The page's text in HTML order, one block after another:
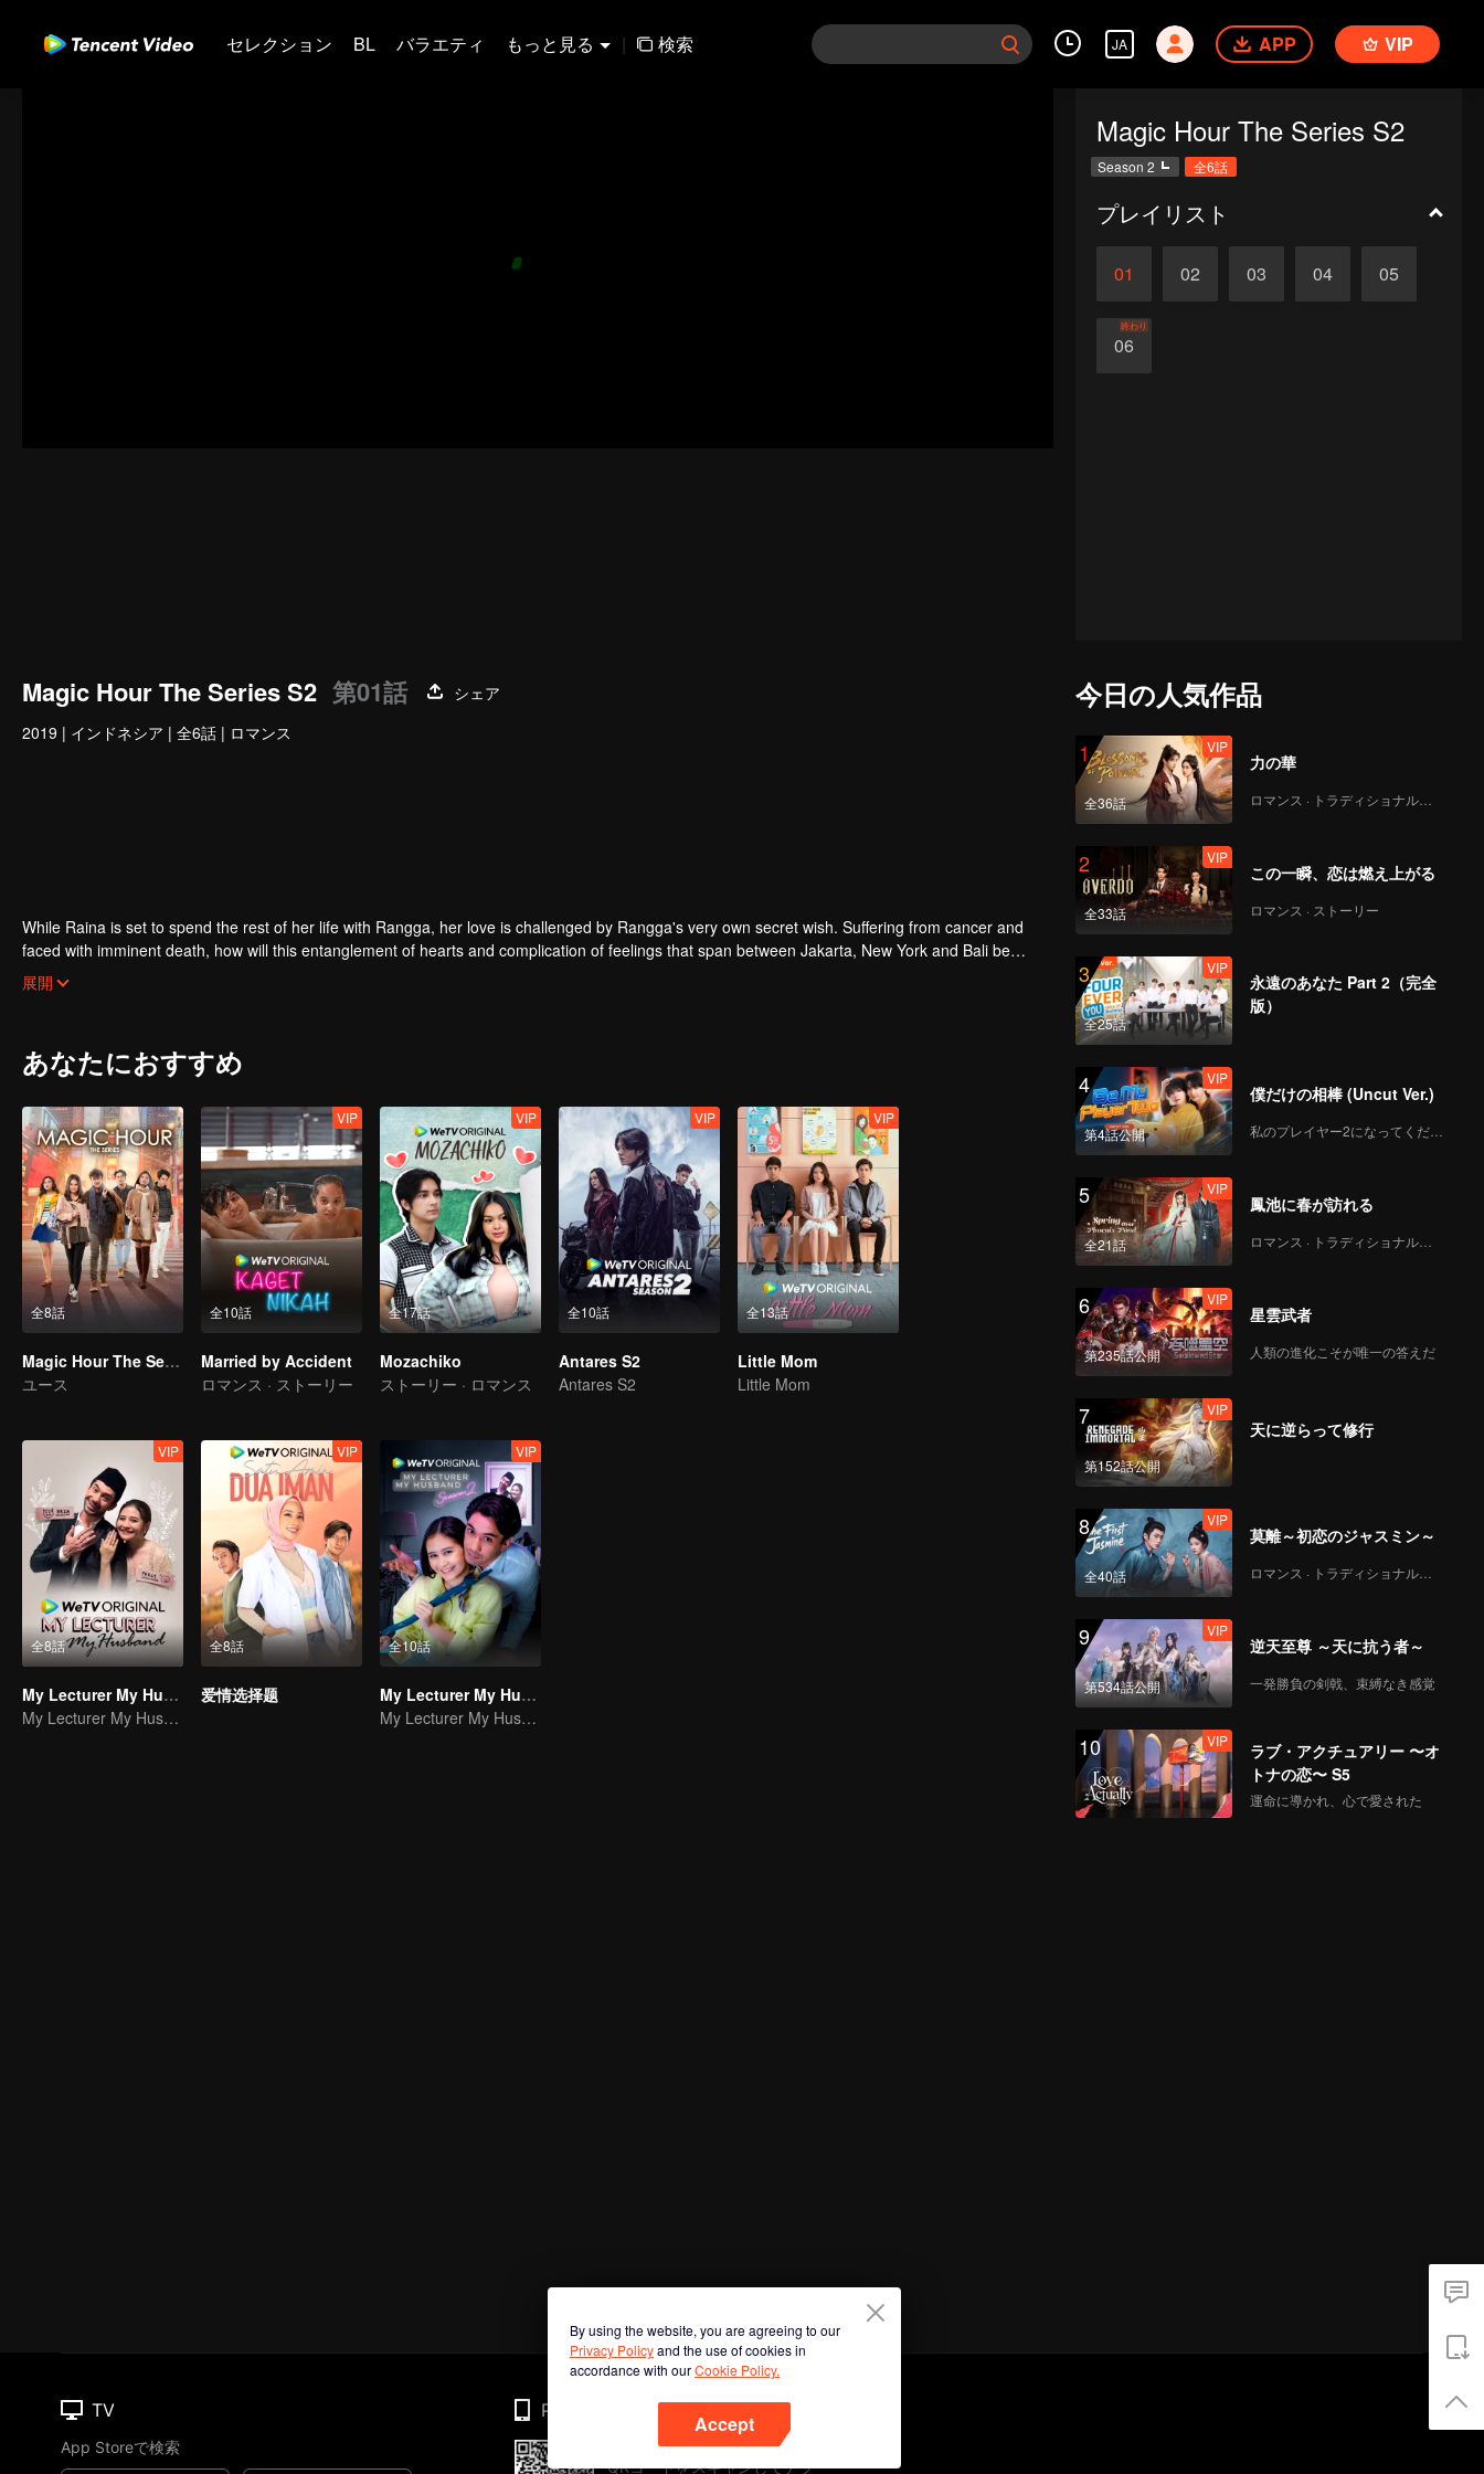
セレクション BL バラエティ もっと見る | 検索 JA APP VIP
Magic Hour The Series S2
Season 2 全6話
プレイリスト
01 02 03 04 05
06
終わり
Magic Hour The Series S2 第01話
シェア
2019 | インドネシア | 全6話 | ロマンス
While Raina is set to spend the rest of her life with Rangga, her love is challenged by Rangga's very own secret wish. Suffering from cancer and
faced with imminent death, how will this entanglement of hearts and complication of feelings that span between Jakarta, New York and Bali be
sorted out? Will Raina eventually find one more magic hour in her life?
展開
あなたにおすすめ
全8話
Magic Hour The Series
ユース
全10話
VIP
Married by Accident
ロマンス · ストーリー
全17話
VIP
Mozachiko
ストーリー · ロマンス
全10話
VIP
Antares S2
Antares S2
全13話
VIP
Little Mom
Little Mom
全8話
VIP
My Lecturer My Husband
My Lecturer My Husband
全8話
VIP
爱情选择题
全10話
VIP
My Lecturer My Husband
My Lecturer My Husband
今日の人気作品
1
全36話
VIP
力の華
ロマンス · トラディショナル・コスチューム
2
全33話
VIP
この一瞬、恋は燃え上がる
ロマンス · ストーリー
3
全25話
VIP
永遠のあなた Part 2（完全
版）
4
第4話公開
VIP
僕だけの相棒 (Uncut Ver.)
私のプレイヤー2になってください
5
全21話
VIP
鳳池に春が訪れる
ロマンス · トラディショナル・コスチューム
6
第235話公開
VIP
星雲武者
人類の進化こそが唯一の答えだ
7
第152話公開
VIP
天に逆らって修行
8
全40話
VIP
莫離～初恋のジャスミン～
ロマンス · トラディショナル・コスチューム
9
第534話公開
VIP
逆天至尊 ～天に抗う者～
一発勝負の剣戟、束縛なき感覚
10 VIP
ラブ・アクチュアリー 〜オ
トナの恋〜 S5
運命に導かれ、心で愛された
By using the website, you are agreeing to our
Privacy Policyand the use of cookies in
accordance with ourCookie Policy.
Accept
TV
App Storeで検索
Phone
QRコードをスキャンしてアプ